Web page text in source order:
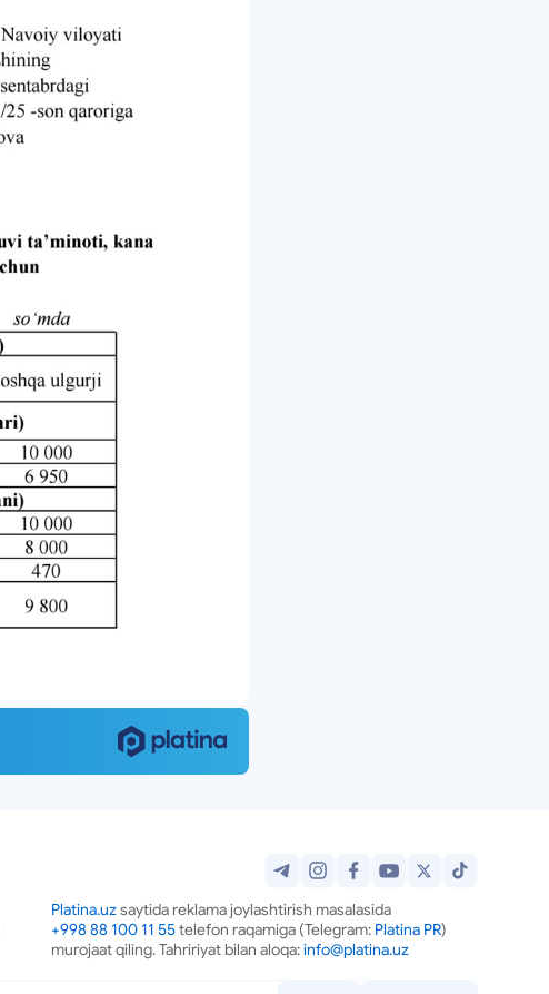
Platina.uzsaytida reklama joylashtirish masalasida
+998 88 100 11 55telefon raqamiga (Telegram: Platina PR)
murojaat qiling. Tahririyat bilan aloqa:info@platina.uz